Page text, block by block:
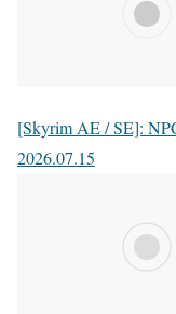
[Skyrim AE / SE]:
2026.07.15